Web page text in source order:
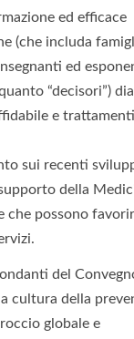
ed efficace
(che includa
ed
“decisori”)
e trattamenti
sui recenti
della
che possono
del
cultura della
globale e